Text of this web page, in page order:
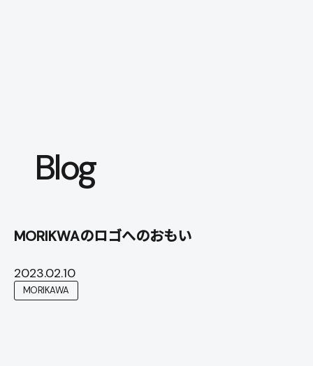
Blog
MORIKWAのロゴへのおもい
2023.02.10
MORIKAWA